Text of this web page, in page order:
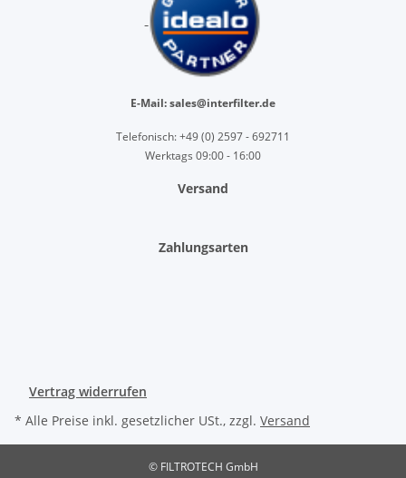
E-Mail: sales@interfilter.de
Telefonisch: +49 (0) 2597 - 692711
Werktags 09:00 - 16:00
Versand
Zahlungsarten
Vertrag widerrufen
* Alle Preise inkl. gesetzlicher USt., zzgl. Versand
© FILTROTECH GmbH